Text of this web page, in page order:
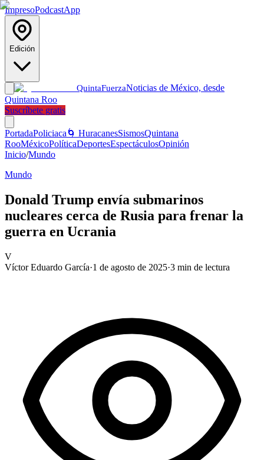
ImpresoPodcastApp
Edición
QuintaFuerzaNoticias de México, desde
Quintana Roo
Suscríbete gratis
PortadaPoliciaca 🌀 HuracanesSismosQuintana
RooMéxicoPolíticaDeportesEspectáculosOpinión
Inicio/Mundo
Mundo
Donald Trump envía submarinos
nucleares cerca de Rusia para frenar la
guerra en Ucrania
V
Víctor Eduardo García·1 de agosto de 2025·3 min de lectura